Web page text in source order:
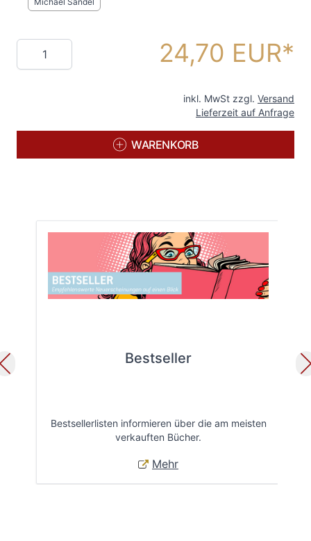
Menge 24,70 EUR
inkl. MwSt zzgl. Versand
Lieferzeit auf Anfrage
WARENKORB
Bestseller
Bestsellerlisten informieren über die am meisten
verkauften Bücher.
Mehr